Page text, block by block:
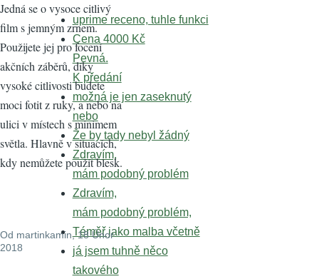
Jedná se o vysoce citlivý
film s jemným zrnem.
Použijete jej pro focení
akčních záběrů, díky
vysoké citlivosti budete
moci fotit z ruky, a nebo na
ulici v místech s minimem
světla. Hlavně v situacích,
kdy nemůžete použít blesk.
Od martinkamin, 18 Únor
2018
uprime receno, tuhle funkci
Cena 4000 Kč
Pevná.
K předání
možná je jen zaseknutý
nebo
Že by tady nebyl žádný
Zdravím,
mám podobný problém
Zdravím,
mám podobný problém,
Téměř jako malba včetně
já jsem tuhně něco
takového